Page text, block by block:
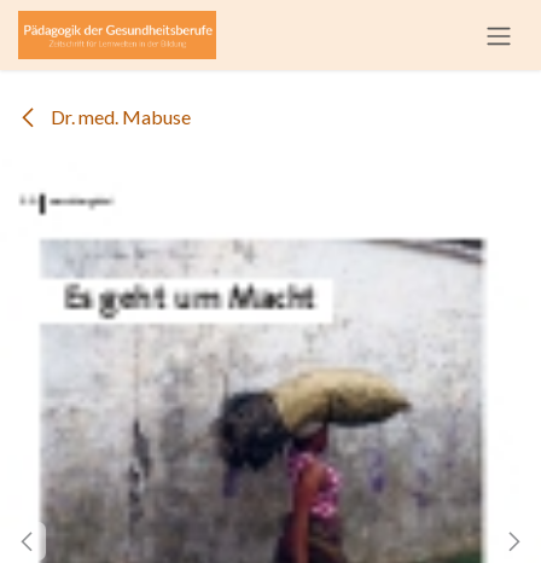
Zum Inhalt springen
Dr. med. Mabuse